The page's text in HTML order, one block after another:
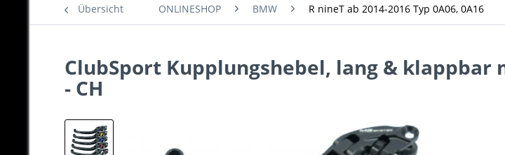
Übersicht ONLINESHOP BMW R nineT ab 2014-2016 Typ 0A06, 0A16
ClubSport Kupplungshebel, lang & klappbar
- CH